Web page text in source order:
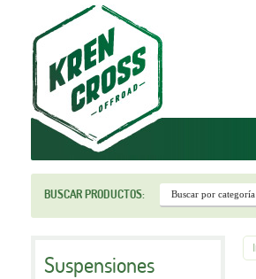
BUSCAR PRODUCTOS:
Suspensiones